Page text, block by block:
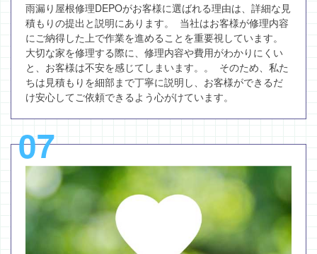
雨漏り屋根修理DEPOがお客様に選ばれる理由は、詳細な見
積もりの提出と説明にあります。 当社はお客様が修理内容
にご納得した上で作業を進めることを重要視しています。
大切な家を修理する際に、修理内容や費用がわかりにくい
と、お客様は不安を感じてしまいます。。 そのため、私た
ちは見積もりを細部まで丁寧に説明し、お客様ができるだ
け安心してご依頼できるよう心がけています。
07